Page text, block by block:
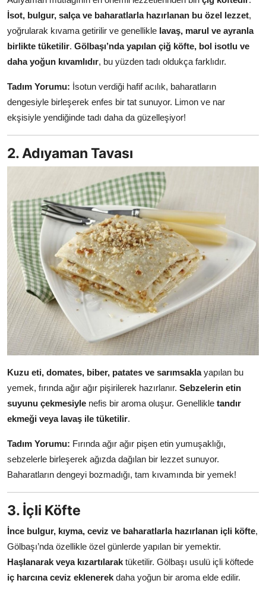
Anne & Bebek Beslenmesi
Mutfak Sırları & Teknikler
Gıda Sözlüğü & Nedir?
Yemek Tarifleri & Menüler
İsot, bulgur, salça ve baharatlarla hazırlanan bu özel lezzet,
yoğrularak kıvama getirilir ve genellikle lavaş, marul ve ayranla
birlikte tüketilir. Gölbaşı’nda yapılan çiğ köfte, bol isotlu ve
daha yoğun kıvamlıdır, bu yüzden tadı oldukça farklıdır.
Tadım Yorumu: İsotun verdiği hafif acılık, baharatların
dengesiyle birleşerek enfes bir tat sunuyor. Limon ve nar
ekşisiyle yendiğinde tadı daha da güzelleşiyor!
2. Adıyaman Tavası
Kuzu eti, domates, biber, patates ve sarımsaklayapılan bu
yemek, fırında ağır ağır pişirilerek hazırlanır. Sebzelerin etin
suyunu çekmesiyle nefis bir aroma oluşur. Genellikle tandır
ekmeği veya lavaş ile tüketilir.
Tadım Yorumu: Fırında ağır ağır pişen etin yumuşaklığı,
sebzelerle birleşerek ağızda dağılan bir lezzet sunuyor.
Baharatların dengeyi bozmadığı, tam kıvamında bir yemek!
3. İçli Köfte
İnce bulgur, kıyma, ceviz ve baharatlarla hazırlanan içli köfte,
Gölbaşı’nda özellikle özel günlerde yapılan bir yemektir.
Haşlanarak veya kızartılarak tüketilir. Gölbaşı usulü içli köftede
iç harcına ceviz eklenerek daha yoğun bir aroma elde edilir.